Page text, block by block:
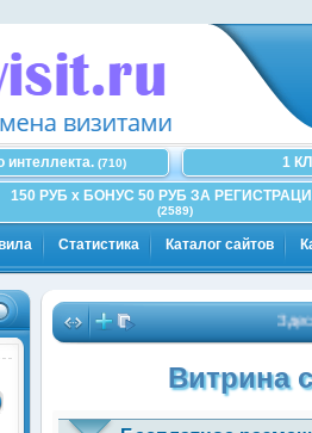
интеллекта. (710)
1
150 РУБ x БОНУС 50 РУБ ЗА
(2589)
Статистика Каталог сайтов
Здесь
Витрина